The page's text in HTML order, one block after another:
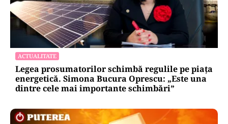
ACTUALITATE
Legea prosumatorilor schimbă regulile pe piața
energetică. Simona Bucura Oprescu: „Este una
dintre cele mai importante schimbări”